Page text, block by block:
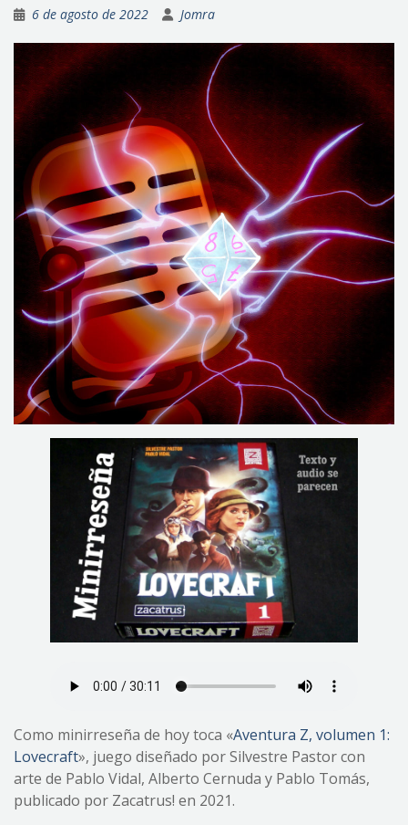
6 de agosto de 2022 Jomra
Como minirreseña de hoy toca «Aventura Z, volumen 1:
Lovecraft», juego diseñado por Silvestre Pastor con
arte de Pablo Vidal, Alberto Cernuda y Pablo Tomás,
publicado por Zacatrus! en 2021.